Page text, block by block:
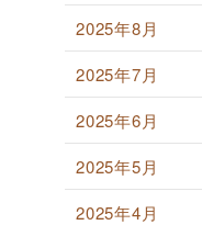
2025年8月
2025年7月
2025年6月
2025年5月
2025年4月